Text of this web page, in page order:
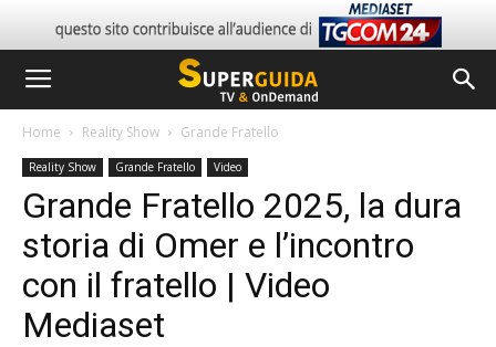
Home Reality Show Grande Fratello
Reality Show Grande Fratello Video
Grande Fratello 2025, la dura
storia di Omer e l’incontro
con il fratello | Video
Mediaset